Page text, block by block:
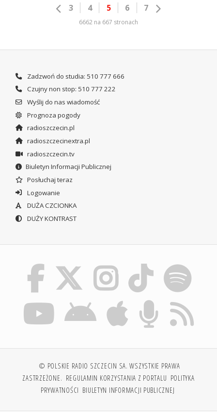
3 4 5 6 7
6662 na 667 stronach
Zadzwoń do studia: 510 777 666
Czujny non stop: 510 777 222
Wyślij do nas wiadomość
Prognoza pogody
radioszczecin.pl
radioszczecinextra.pl
radioszczecin.tv
Biuletyn Informacji Publicznej
Posłuchaj teraz
Logowanie
DUŻA CZCIONKA
DUŻY KONTRAST
© POLSKIE RADIO SZCZECIN SA. WSZYSTKIE PRAWA
ZASTRZEŻONE. REGULAMIN KORZYSTANIA Z PORTALU POLITYKA
PRYWATNOŚCI BIULETYN INFORMACJI PUBLICZNEJ